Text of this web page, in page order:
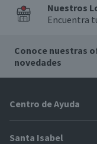
Nuestros
Encuentra
Conoce nuestras
novedades
Centro de Ayuda
Problemas con tu pedido
Santa Isabel